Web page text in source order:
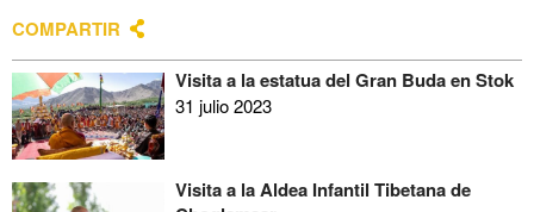
COMPARTIR
Visita a la estatua del Gran Buda en Stok
31 julio 2023
Visita a la Aldea Infantil Tibetana de